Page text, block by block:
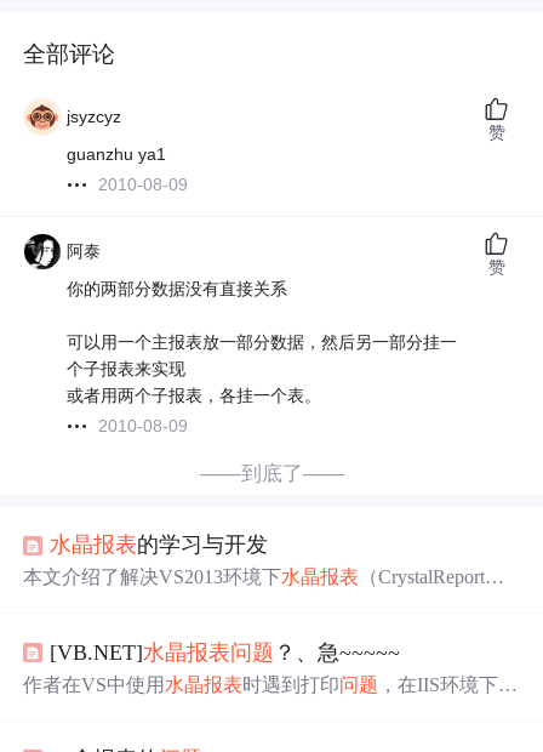
全部评论
jsyzcyz
guanzhu ya1
2010-08-09
赞
阿泰
你的两部分数据没有直接关系
可以用一个主报表放一部分数据，然后另一部分挂一
个子报表来实现
或者用两个子报表，各挂一个表。
2010-08-09
赞
——到底了——
水晶报表的学习与开发
本文介绍了解决VS2013环境下水晶报表 （CrystalReport）
[VB.NET]水晶报表问题 ？、急~~~~~
作者在VS中使用 水晶报表时遇到打印问题 ，在IIS环境下点